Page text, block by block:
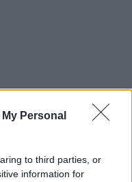
Personal
to third parties, or
information for